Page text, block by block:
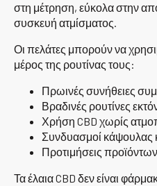
στη μέτρηση, εύκολα στην
συσκευή ατμίσματος.
Οι πελάτες μπορούν να
μέρος της ρουτίνας τους:
Πρωινές συνήθειες
Βραδινές ρουτίνες
Χρήση CBD χωρίς
Συνδυασμοί κάψουλας
Προτιμήσεις
Τα έλαια CBD δεν είναι